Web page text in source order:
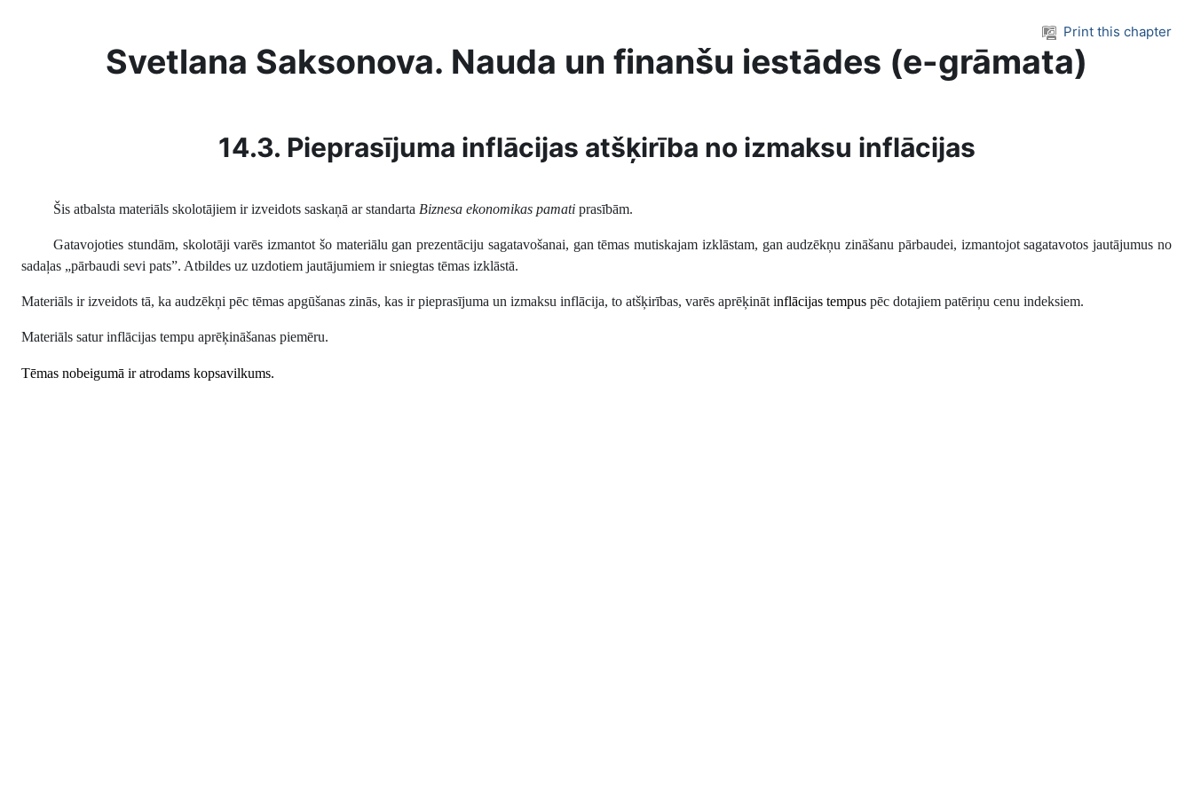
Print this chapter
Svetlana Saksonova. Nauda un finanšu iestādes (e-grāmata)
14.3. Pieprasījuma inflācijas atšķirība no izmaksu inflācijas
Šis atbalsta materiāls skolotājiem ir izveidots saskaņā ar standarta Biznesa ekonomikas pamati prasībām.
Gatavojoties stundām, skolotāji varēs izmantot šo materiālu gan prezentāciju sagatavošanai, gan tēmas mutiskajam izklāstam, gan audzēkņu zināšanu pārbaudei, izmantojot sagatavotos jautājumus no
sadaļas „pārbaudi sevi pats”. Atbildes uz uzdotiem jautājumiem ir sniegtas tēmas izklāstā.
Materiāls ir izveidots tā, ka audzēkņi pēc tēmas apgūšanas zinās, kas ir pieprasījuma un izmaksu inflācija, to atšķirības, varēs aprēķināt inflācijas tempus pēc dotajiem patēriņu cenu indeksiem.
Materiāls satur inflācijas tempu aprēķināšanas piemēru.
Tēmas nobeigumā ir atrodams kopsavilkums.